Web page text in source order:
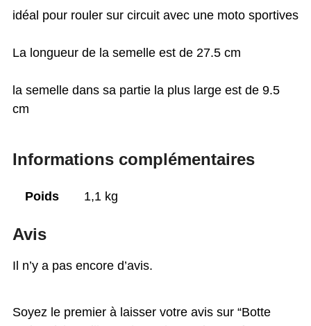
idéal pour rouler sur circuit avec une moto sportives
La longueur de la semelle est de 27.5 cm
la semelle dans sa partie la plus large est de 9.5
cm
Informations complémentaires
Poids 1,1 kg
Avis
Il n’y a pas encore d’avis.
Soyez le premier à laisser votre avis sur “Botte